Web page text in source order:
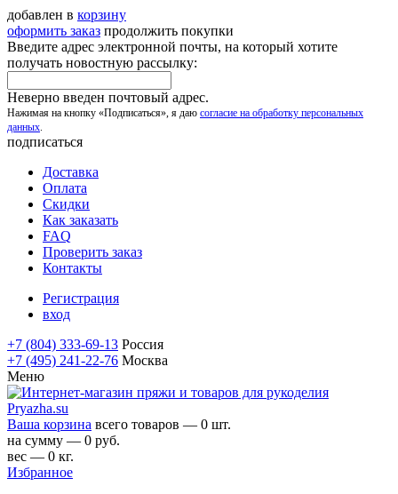
добавлен в корзину
оформить заказ продолжить покупки
Введите адрес электронной почты, на который хотите
получать новостную рассылку:
Неверно введен почтовый адрес.
Нажимая на кнопку «Подписаться», я даю согласие на обработку персональных
данных.
подписаться
Доставка
Оплата
Скидки
Как заказать
FAQ
Проверить заказ
Контакты
Регистрация
вход
+7 (804) 333-69-13 Россия
+7 (495) 241-22-76 Москва
Меню
Ваша корзина всего товаров — 0 шт.
на сумму — 0 руб.
вес — 0 кг.
Избранное